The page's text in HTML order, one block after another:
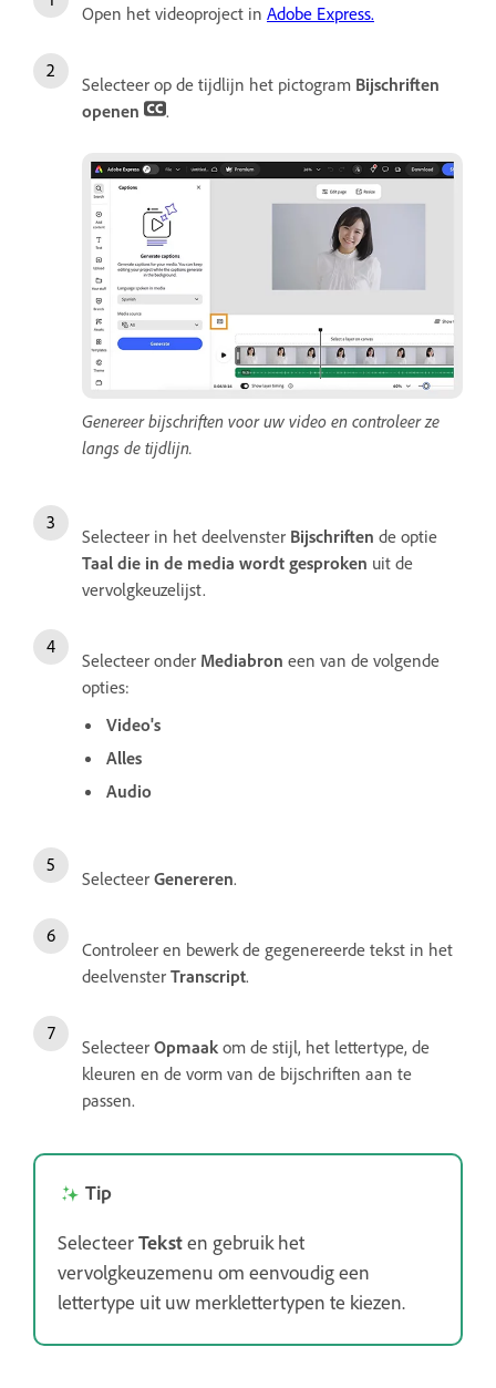
Open het videoproject in Adobe Express.
Selecteer op de tijdlijn het pictogram Bijschriften
openen
.
Genereer bijschriften voor uw video en controleer ze
langs de tijdlijn.
Selecteer in het deelvenster Bijschriften de optie
Taal die in de media wordt gesproken uit de
vervolgkeuzelijst.
Selecteer onder Mediabron een van de volgende
opties:
Video's
Alles
Audio
Selecteer Genereren.
Controleer en bewerk de gegenereerde tekst in het
deelvenster Transcript.
Selecteer Opmaak om de stijl, het lettertype, de
kleuren en de vorm van de bijschriften aan te
passen.
Tip
SelecteerTeksten gebruik het
vervolgkeuzemenu om eenvoudig een
lettertype uit uw merklettertypen te kiezen.